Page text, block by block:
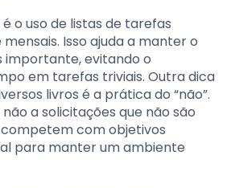
o uso de listas de tarefas
Isso ajuda a manter o
importante, evitando o
em tarefas triviais. Outra dica
livros é a prática do “não”.
a solicitações que não são
com objetivos
para manter um ambiente